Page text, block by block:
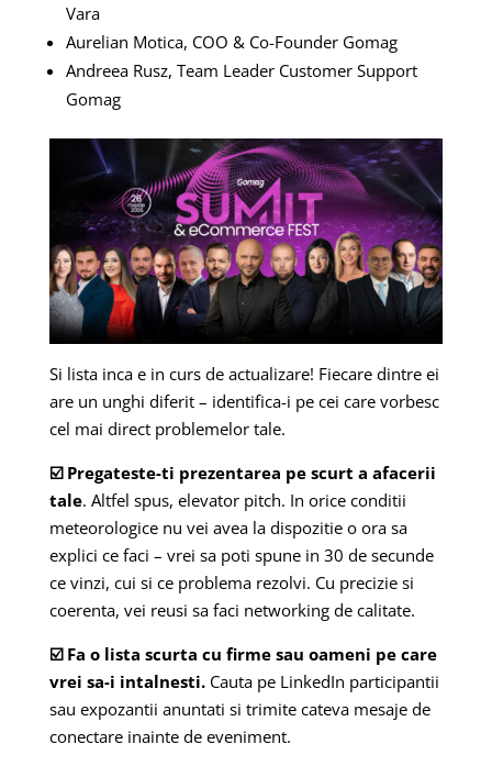
Vara
Aurelian Motica, COO & Co-Founder Gomag
Andreea Rusz, Team Leader Customer Support
Gomag
Si lista inca e in curs de actualizare! Fiecare dintre ei
are un unghi diferit – identifica-i pe cei care vorbesc
cel mai direct problemelor tale.
☑️ Pregateste-ti prezentarea pe scurt a afacerii
tale. Altfel spus, elevator pitch. In orice conditii
meteorologice nu vei avea la dispozitie o ora sa
explici ce faci – vrei sa poti spune in 30 de secunde
ce vinzi, cui si ce problema rezolvi. Cu precizie si
coerenta, vei reusi sa faci networking de calitate.
☑️ Fa o lista scurta cu firme sau oameni pe care
vrei sa-i intalnesti.Cauta pe LinkedIn participantii
sau expozantii anuntati si trimite cateva mesaje de
conectare inainte de eveniment.